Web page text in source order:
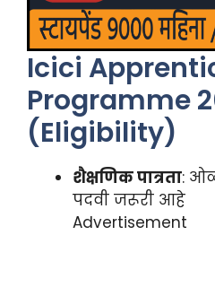
Icici
Programme
(Eligibility)
शैक्षणिक पात्रता:
पदवी जरूरी आहे
Advertisement